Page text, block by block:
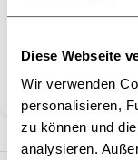
Diese Webseite
Wir verwenden
personalisieren,
zu können und
analysieren.
Artikelnummer:
Marke:Gastro
Teilen: